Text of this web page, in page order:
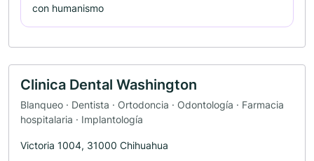
con humanismo
Clinica Dental Washington
Blanqueo · Dentista · Ortodoncia · Odontología · Farmacia
hospitalaria · Implantología
Victoria 1004, 31000 Chihuahua